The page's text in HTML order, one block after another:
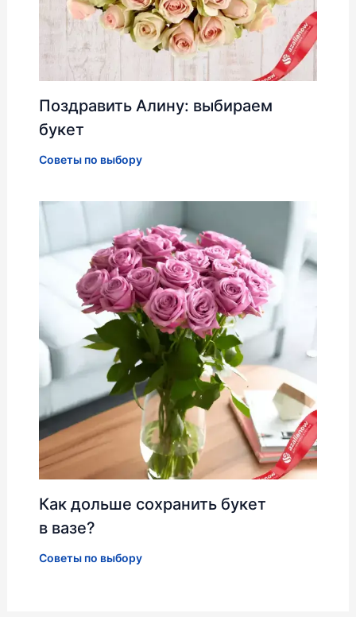
Поздравить Алину: выбираем
букет
Советы по выбору
Как дольше сохранить букет
в вазе?
Советы по выбору